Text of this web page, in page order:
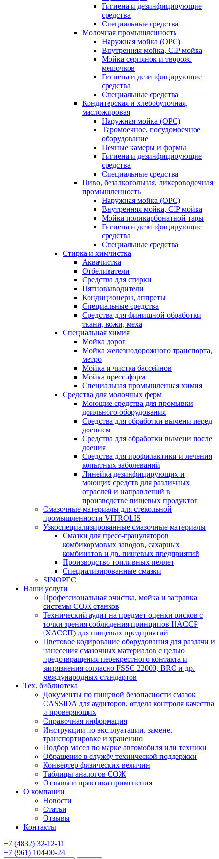
Гигиена и дезинфицирующие
средства
Специальные средства
Молочная промышленность
Наружная мойка (ОРС)
Внутренняя мойка, CIP мойка
Мойка серпянок и творож.
мешочков
Гигиена и дезинфицирующие
средства
Специальные средства
Кондитерская и хлебобулочная,
масложировая
Наружная мойка (ОРС)
Таромоечное, посудомоечное
оборудование
Печные камеры и формы
Гигиена и дезинфицирующие
средства
Специальные средства
Пиво, безалкогольная, ликероводочная
промышленность
Наружная мойка (ОРС)
Внутренняя мойка, CIP мойка
Мойка поликарбонатной тары
Гигиена и дезинфицирующие
средства
Специальные средства
Стирка и химчистка
Аквачистка
Отбеливатели
Средства для стирки
Пятновыводители
Кондиционеры, аппреты
Специальные средства
Средства для финишной обработки
ткани, кожи, меха
Специальная химия
Мойка дорог
Мойка железнодорожного транспорта,
метро
Мойка и чистка бассейнов
Мойка пресс-форм
Специальная промышленная химия
Средства для молочных ферм
Моющие средства для промывки
доильного оборудования
Средства для обработки вымени перед
доением
Средства для обработки вымени после
доения
Средства для профилактики и лечения
копытных заболеваний
Линейка дезинфицирующих и
моющих средств для различных
отраслей и направлений в
производстве пищевых продуктов
Смазочные материалы для стекольной
промышленности VITROLIS
Узкоспециализированные смазочные материалы
Смазки для пресс-грануляторов
комбикормовых заводов, сахарных
комбинатов и др. пищевых предприятий
Производство топливных пеллет
Специализированные смазки
SINOPEC
Наши услуги
Профессиональная очистка, мойка и заправка
системы СОЖ станков
Технический аудит на предмет оценки рисков с
точки зрения соблюдения принципов HACCP
(ХАССП) для пищевых предприятий
Цветовое кодирование оборудования для раздачи и
нанесения смазочных материалов с целью
предотвращения перекрестного контакта и
загрязнения согласно FSSC 22000, BRC и др.
международных стандартов
Тех. библиотека
Документы по пищевой безопасности смазок
CASSIDA для аудиторов, отдела контроля качества
и проверяющих
Справочная информация
Инструкции по эксплуатации, замене,
транспортировке и хранению
Подбор масел по марке автомобиля или техники
Обращение в службу технической поддержки
Конвертер физических величин
Таблицы аналогов СОЖ
Отзывы и практика применения
О компании
Новости
Статьи
Отзывы
Контакты
+7 (4832) 32-12-11
+7 (961) 104-00-24